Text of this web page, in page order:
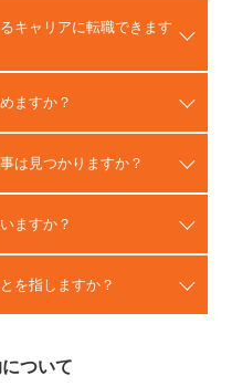
キャリアに転職できます
ますか？
は見つかりますか？
ますか？
を指しますか？
ついて